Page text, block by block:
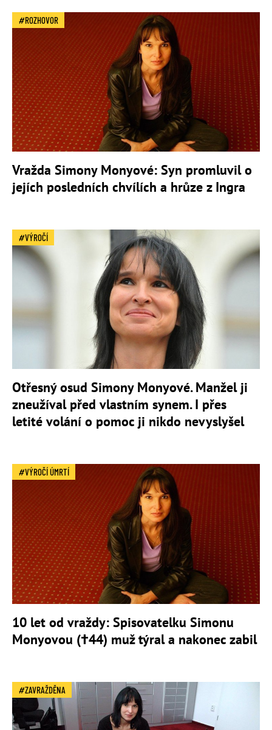
ROZHOVOR
Vražda Simony Monyové: Syn promluvil o
jejích posledních chvílích a hrůze z Ingra
VÝROČÍ
Otřesný osud Simony Monyové. Manžel ji
zneužíval před vlastním synem. I přes
letité volání o pomoc ji nikdo nevyslyšel
VÝROČÍ ÚMRTÍ
10 let od vraždy: Spisovatelku Simonu
Monyovou (†44) muž týral a nakonec zabil
ZAVRAŽDĚNA